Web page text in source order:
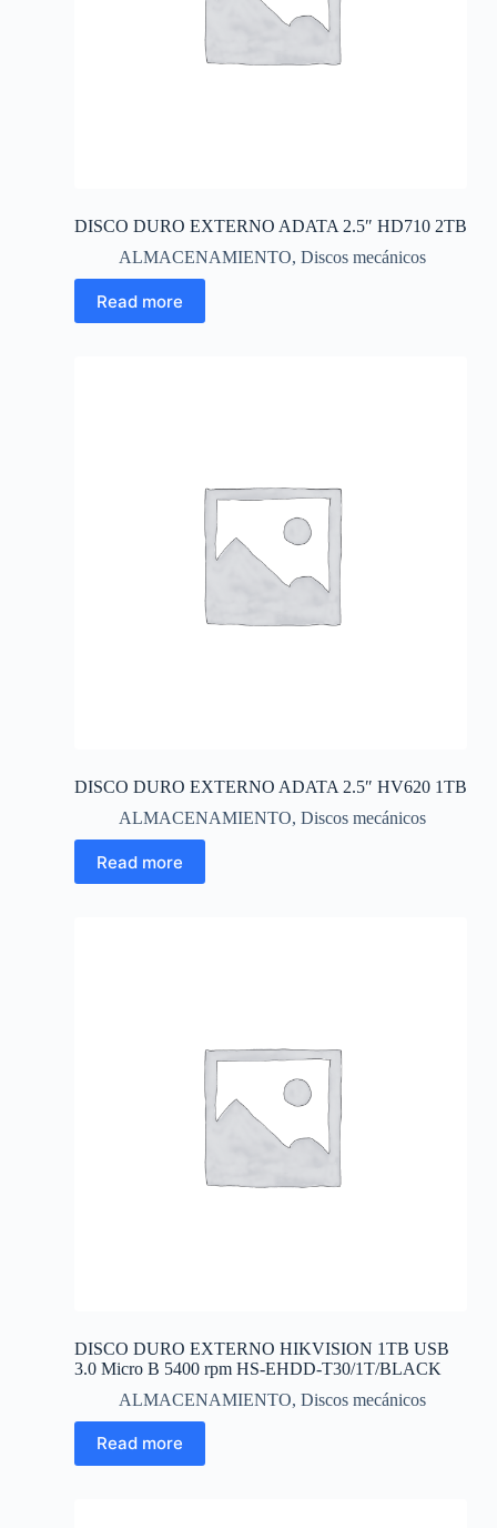
DISCO DURO EXTERNO ADATA 2.5″ HD710 2TB
ALMACENAMIENTO, Discos mecánicos
Read more
DISCO DURO EXTERNO ADATA 2.5″ HV620 1TB
ALMACENAMIENTO, Discos mecánicos
Read more
DISCO DURO EXTERNO HIKVISION 1TB USB
3.0 Micro B 5400 rpm HS-EHDD-T30/1T/BLACK
ALMACENAMIENTO, Discos mecánicos
Read more